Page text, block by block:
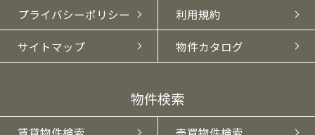
プライバシーポリシー 利用規約
サイトマップ 物件カタログ
物件検索